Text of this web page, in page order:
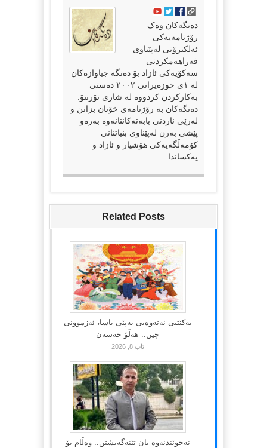
دەنگەکان وەک
رۆژنامەیەکی
ئەلکترۆنی لەپێناوی
فەراهەمکردنی
سەکۆیەکی ئازاد بۆ دەنگە جیاوازەکان
لە ١ی حوزەیرانی ٢٠٠٢ دەستی
بەکارکردن کردووە لە شاری تۆرنتۆ.
دەنگەکان بە رۆژنامەی خۆتان بزانن و
لەرێی ناردنی بابەتەکانتانەوە بەرەو
پێشی بەرن لەپێناوی بنیاتنانی
کۆمەڵگەیەکی هۆشیار و ئازاد و
یەکساندا.
Related Posts
یەکێتیی نەتەوەیی بەپێی یاسا، ئەزموونی
چین.. هەڵۆ حەسەن
ئاب 8, 2026
نەخوێندنەوە یان تێنەگەیشتن.. وەڵام بۆ